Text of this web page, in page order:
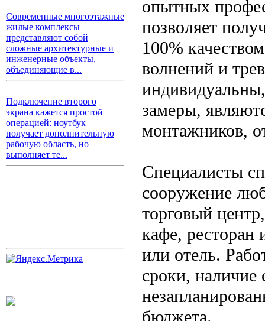
Современные многоэтажные
жилые комплексы
представляют собой
сложные архитектурные и
инженерные объекты,
объединяющие в...
Подключение второго
экрана кажется простой
операцией: ноутбук
получает дополнительную
рабочую область, но
выполняет те...
опытных
позволяет
100%
волнений и
замеры,
монтажников,
Специалисты
сооружение
торговый
кафе, ресторан
или отель.
сроки, наличие
бюджета.